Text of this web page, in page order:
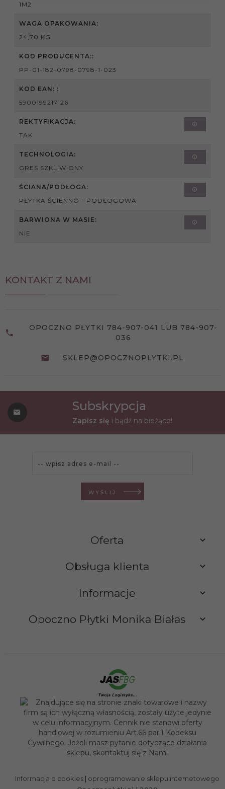
1M2
WAGA OPAKOWANIA:
24,70 KG
KOD PRODUCENTA::
PP-01-182-0798-0798-1-023
KOD EAN: :
5900199217126
REKTYFIKACJA:
TAK
TECHNOLOGIA:
GRES SZKLIWIONY
ŚCIANA/PODŁOGA:
PŁYTKA ŚCIENNO - PODŁOGOWA
BARWIONA W MASIE:
NIE
KONTAKT Z NAMI
OPOCZNO PŁYTKI 784-907-041 LUB 784-907-
036
SKLEP@OPOCZNOPLYTKI.PL
Subskrypcja
Zapisz się i bądź na bieżąco!
WYŚLIJ
Oferta
Obsługa klienta
Informacje
Opoczno Płytki Monika Białas
sklep@opocznoplytki.pl
Informacja o cookies | oprogramowanie sklepu internetowego